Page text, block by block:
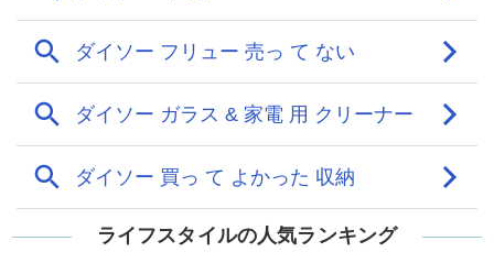
ライフスタイルの人気ランキング